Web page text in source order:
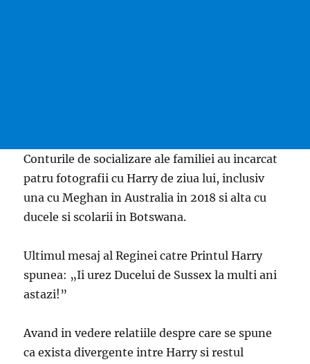
Conturile de socializare ale familiei au incarcat
patru fotografii cu Harry de ziua lui, inclusiv
una cu Meghan in Australia in 2018 si alta cu
ducele si scolarii in Botswana.
Ultimul mesaj al Reginei catre Printul Harry
spunea: „Ii urez Ducelui de Sussex la multi ani
astazi!”
Avand in vedere relatiile despre care se spune
ca exista divergente intre Harry si restul